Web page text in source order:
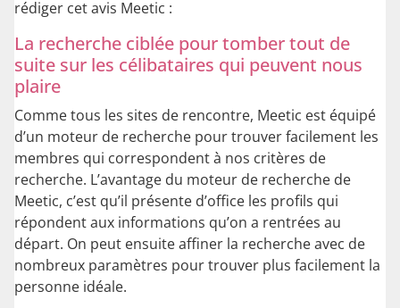
rédiger cet avis Meetic :
La recherche ciblée pour tomber tout de
suite sur les célibataires qui peuvent nous
plaire
Comme tous les sites de rencontre, Meetic est équipé
d’un moteur de recherche pour trouver facilement les
membres qui correspondent à nos critères de
recherche. L’avantage du moteur de recherche de
Meetic, c’est qu’il présente d’office les profils qui
répondent aux informations qu’on a rentrées au
départ. On peut ensuite affiner la recherche avec de
nombreux paramètres pour trouver plus facilement la
personne idéale.